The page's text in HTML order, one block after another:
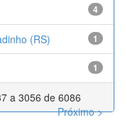
4
(RS) 1
1
a 3056 de 6086
Próximo >